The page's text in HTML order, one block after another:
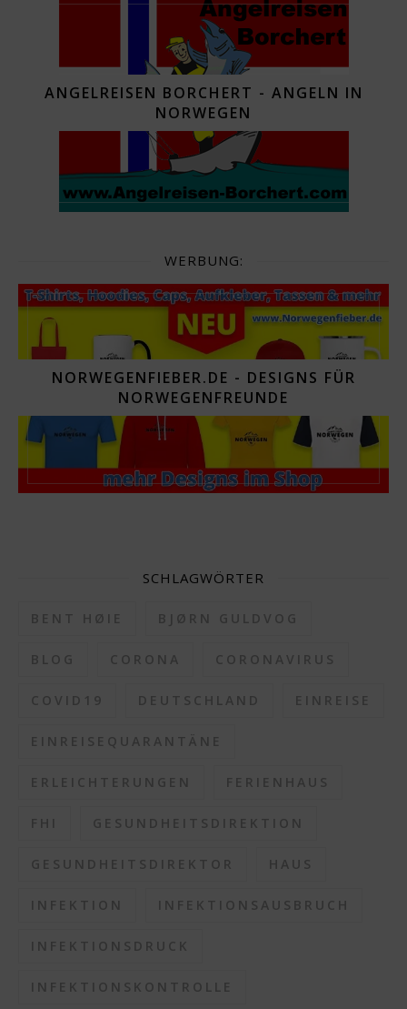
ANGELREISEN BORCHERT - ANGELN IN
NORWEGEN
WERBUNG:
NORWEGENFIEBER.DE - DESIGNS FÜR
NORWEGENFREUNDE
SCHLAGWÖRTER
BENT HØIE BJØRN GULDVOG
BLOG CORONA CORONAVIRUS
COVID19 DEUTSCHLAND EINREISE
EINREISEQUARANTÄNE
ERLEICHTERUNGEN FERIENHAUS
FHI GESUNDHEITSDIREKTION
GESUNDHEITSDIREKTOR HAUS
INFEKTION INFEKTIONSAUSBRUCH
INFEKTIONSDRUCK
INFEKTIONSKONTROLLE